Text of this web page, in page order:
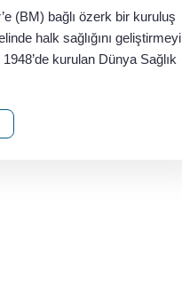
(BM) bağlı özerk bir kuruluş
halk sağlığını geliştirmeyi
kurulan Dünya Sağlık